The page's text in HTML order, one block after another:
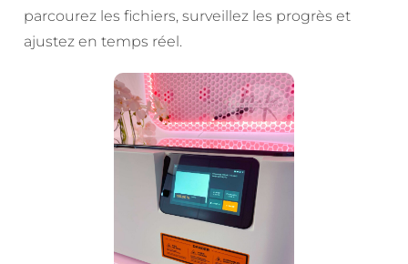
parcourez les fichiers, surveillez les progrès et
ajustez en temps réel.